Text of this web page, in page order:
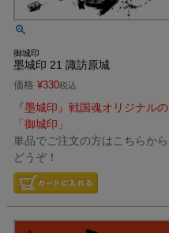
御城印
墨城印 21 諏訪原城
価格 ¥330税込
『墨城印』戦国魂オリジナルの
「御城印」
単品でご注文の方はこちらから
どうぞ！